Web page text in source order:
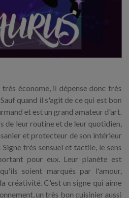
très économe, il dépense donc très
quand il s'agit de ce qui est bon
et est un grand amateur d'art.
de leur routine et de leur quotidien,
et protecteur de son intérieur
très sensuel et tactile, le sens
pour eux. Leur planète est
soient marqués par l'amour,
créativité. C'est un signe qui aime
un très bon cuisinier aussi